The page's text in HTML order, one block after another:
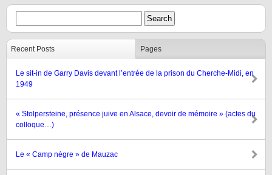
Recent Posts Pages
Le sit-in de Garry Davis devant l’entrée de la prison du Cherche-Midi, en
1949
« Stolpersteine, présence juive en Alsace, devoir de mémoire » (actes du
colloque…)
Le « Camp nègre » de Mauzac